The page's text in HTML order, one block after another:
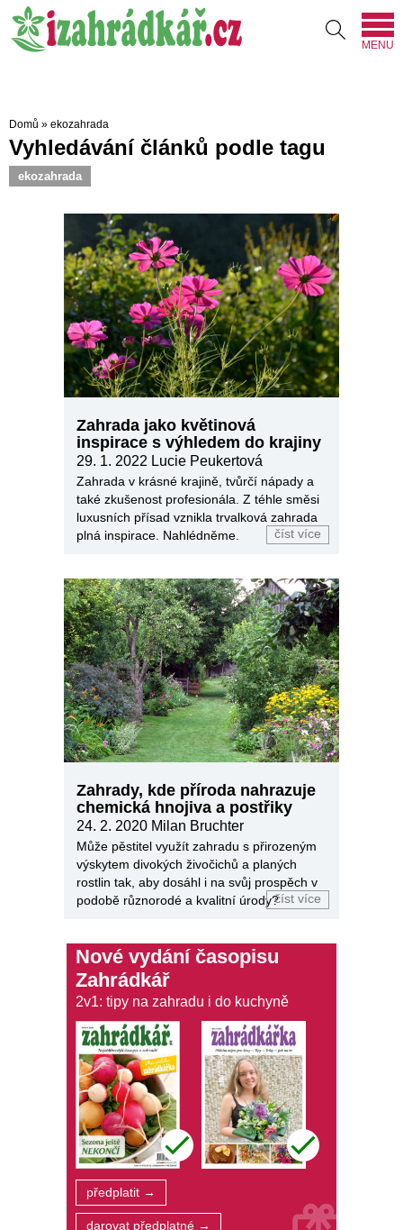
MENU
Domů » ekozahrada
Vyhledávání článků podle tagu
ekozahrada
Zahrada jako květinová
inspirace s výhledem do krajiny
29. 1. 2022 Lucie Peukertová
Zahrada v krásné krajině, tvůrčí nápady a
také zkušenost profesionála. Z téhle směsi
luxusních přísad vznikla trvalková zahrada
plná inspirace. Nahlédněme.
číst více
Zahrady, kde příroda nahrazuje
chemická hnojiva a postřiky
24. 2. 2020 Milan Bruchter
Může pěstitel využít zahradu s přirozeným
výskytem divokých živočichů a planých
rostlin tak, aby dosáhl i na svůj prospěch v
podobě různorodé a kvalitní úrody?číst více
Nové vydání časopisu
Zahrádkář
2v1: tipy na zahradu i do kuchyně
předplatit →
darovat předplatné →